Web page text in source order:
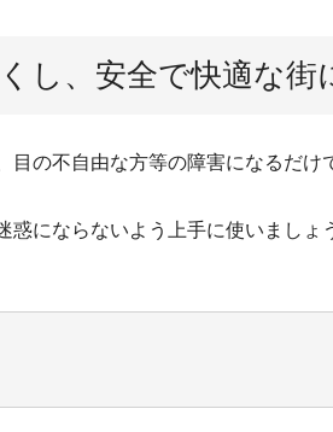
し、安全で快適な街
の不自由な方等の障害になるだ
にならないよう上手に使いましょ